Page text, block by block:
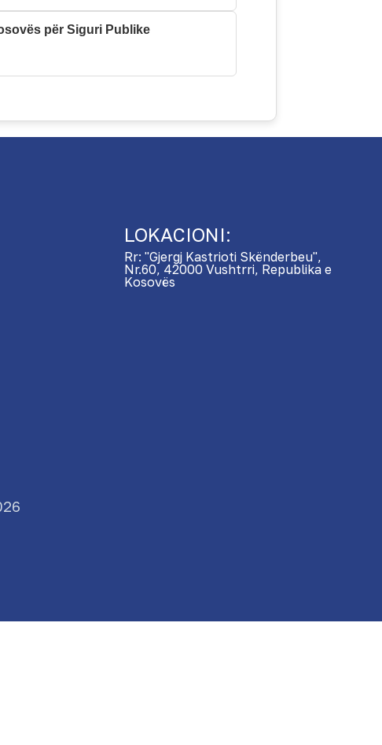
për Siguri Publike
LOKACIONI:
Rr: "Gjergj Kastrioti Skënderbeu",
Nr.60, 42000 Vushtrri, Republika e
Kosovës